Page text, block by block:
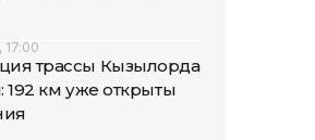
17:00
трассы Кызылорда
192 км уже открыты